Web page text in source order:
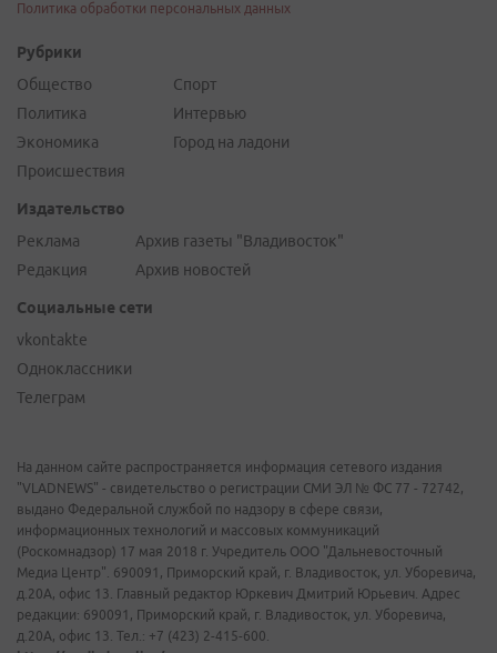
Политика обработки персональных данных
Рубрики
Общество
Политика
Экономика
Происшествия
Спорт
Интервью
Город на ладони
Издательство
Реклама
Редакция
Архив газеты "Владивосток"
Архив новостей
Социальные сети
vkontakte
Одноклассники
Телеграм
На данном сайте распространяется информация сетевого издания
"VLADNEWS" - свидетельство о регистрации СМИ ЭЛ № ФС 77 - 72742,
выдано Федеральной службой по надзору в сфере связи,
информационных технологий и массовых коммуникаций
(Роскомнадзор) 17 мая 2018 г. Учредитель ООО "Дальневосточный
Медиа Центр". 690091, Приморский край, г. Владивосток, ул. Уборевича,
д.20А, офис 13. Главный редактор Юркевич Дмитрий Юрьевич. Адрес
редакции: 690091, Приморский край, г. Владивосток, ул. Уборевича,
д.20А, офис 13. Тел.: +7 (423) 2-415-600.